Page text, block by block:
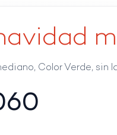
Color Verde, sin